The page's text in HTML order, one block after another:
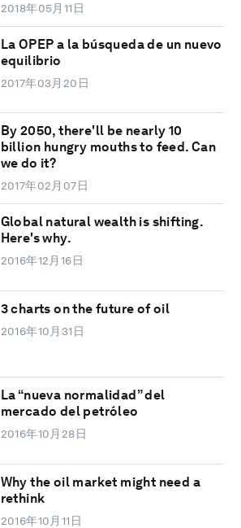
2018年05月11日
La OPEP a la búsqueda de un nuevo
equilibrio
2017年03月20日
By 2050, there'll be nearly 10
billion hungry mouths to feed. Can
we do it?
2017年02月07日
Global natural wealth is shifting.
Here's why.
2016年12月16日
3 charts on the future of oil
2016年10月31日
La “nueva normalidad” del
mercado del petróleo
2016年10月28日
Why the oil market might need a
rethink
2016年10月11日